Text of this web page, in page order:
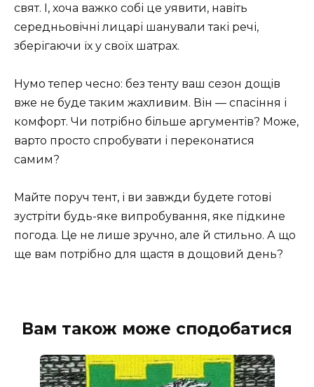
свят. І, хоча важко собі це уявити, навіть
середньовічні лицарі шанували такі речі,
зберігаючи їх у своїх шатрах.
Нумо тепер чесно: без тенту ваш сезон дощів
вже не буде таким жахливим. Він — спасіння і
комфорт. Чи потрібно більше аргументів? Може,
варто просто спробувати і переконатися
самим?
Майте поруч тент, і ви завжди будете готові
зустріти будь-яке випробування, яке підкине
погода. Це не лише зручно, але й стильно. А що
ще вам потрібно для щастя в дощовий день?
Вам також може сподобатися